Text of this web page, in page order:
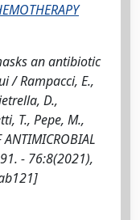
an antibiotic
/ Rampacci, E.,
D.,
T., Pepe, M.,
- 76:8(2021),